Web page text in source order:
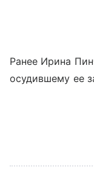
Ранее Ирина
осудившему ее